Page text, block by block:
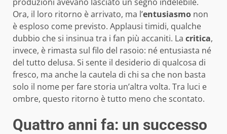
Ora, il loro ritorno è arrivato, ma l’entusiasmo non
è esploso come previsto. Applausi timidi, qualche
dubbio che si insinua tra i fan più accaniti. La critica,
invece, è rimasta sul filo del rasoio: né entusiasta né
del tutto delusa. Si sente il desiderio di qualcosa di
fresco, ma anche la cautela di chi sa che non basta
solo il nome per fare storia un’altra volta. Tra luci e
ombre, questo ritorno è tutto meno che scontato.
Quattro anni fa: un successo